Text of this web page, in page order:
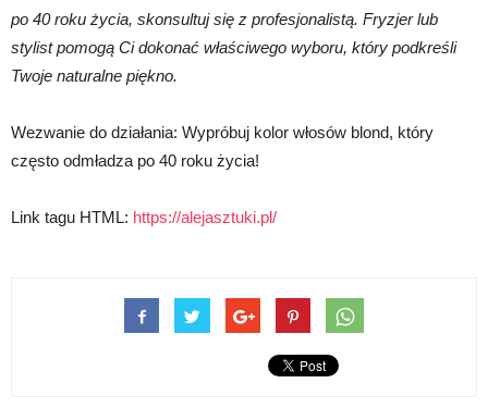
po 40 roku życia, skonsultuj się z profesjonalistą. Fryzjer lub
stylist pomogą Ci dokonać właściwego wyboru, który podkreśli
Twoje naturalne piękno.
Wezwanie do działania: Wypróbuj kolor włosów blond, który
często odmładza po 40 roku życia!
Link tagu HTML: https://alejasztuki.pl/